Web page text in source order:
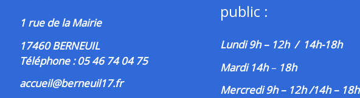
1 rue de la Mairie
17460 BERNEUIL
Téléphone : 05 46 74 04 75
accueil@berneuil17.fr
public :
Lundi 9h – 12h / 14h-18h
Mardi 14h– 18h
Mercredi 9h – 12h /14h – 18h